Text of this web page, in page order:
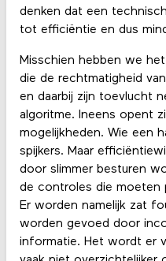
denken dat een
tot efficiëntie en dus
Misschien hebben we
die de rechtmatigheid
en daarbij zijn toevlucht
algoritme. Ineens opent
mogelijkheden. Wie een
spijkers. Maar
door slimmer besturen
de controles die moeten
Er worden namelijk zat
worden gevoed door
informatie. Het wordt er